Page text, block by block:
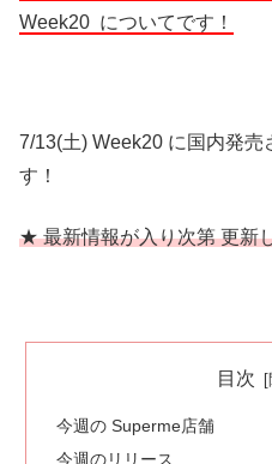
Week20 についてです！
7/13(土) Week20 に国内発売
す！
★ 最新情報が入り次第 更新
目次
今週の Superme店舗
今週のリリース